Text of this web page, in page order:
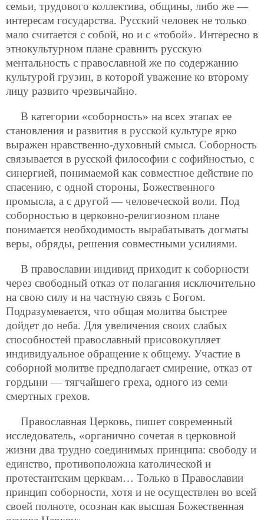
семьи, трудового коллектива, общины, либо же —
интересам государства. Русский человек не только
мало считается с собой, но и с «тобой». Интересно в
этнокультурном плане сравнить русскую
ментальность с православной же по содержанию
культурой грузин, в которой уважение ко второму
лицу развито чрезвычайно.
В категории «соборность» на всех этапах ее
становления и развития в русской культуре ярко
выражен нравственно-духовный смысл. Соборность
связывается в русской философии с софийностью, с
синергией, понимаемой как совместное действие по
спасению, с одной стороны, Божественного
промысла, а с другой — человеческой воли. Под
соборностью в церковно-религиозном плане
понимается необходимость вырабатывать догматы
веры, обряды, решения совместными усилиями.
В православии индивид приходит к соборности
через свободный отказ от полагания исключительно
на свою силу и на частную связь с Богом.
Подразумевается, что общая молитва быстрее
дойдет до неба. Для увеличения своих слабых
способностей православный присовокупляет
индивидуальное обращение к общему. Участие в
соборной молитве предполагает смирение, отказ от
гордыни — тягчайшего греха, одного из семи
смертных грехов.
Православная Церковь, пишет современный
исследователь, «органично сочетая в церковной
жизни два трудно соединимых принципа: свободу и
единство, противоположна католической и
протестантским церквам… Только в Православии
принцип соборности, хотя и не осуществлен во всей
своей полноте, осознан как высшая Божественная